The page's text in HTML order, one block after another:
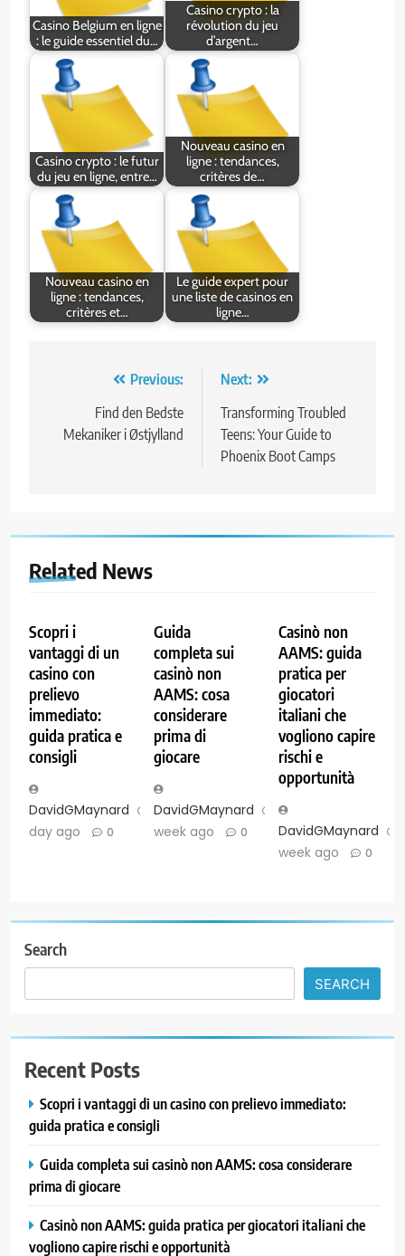
Casino Belgium en ligne
: le guide essentiel du…
Casino crypto : la
révolution du jeu
d’argent…
Casino crypto : le futur
du jeu en ligne, entre…
Nouveau casino en
ligne : tendances,
critères de…
Nouveau casino en
ligne : tendances,
critères et…
Le guide expert pour
une liste de casinos en
ligne…
navigation
Previous:
Find den Bedste
Mekaniker i Østjylland
Next:
Transforming Troubled
Teens: Your Guide to
Phoenix Boot Camps
Related News
Scopri i
vantaggi di un
casino con
prelievo
immediato:
guida pratica e
consigli
DavidGMaynard
1
day ago
0
Guida
completa sui
casinò non
AAMS: cosa
considerare
prima di
giocare
DavidGMaynard
1
week ago
0
Casinò non
AAMS: guida
pratica per
giocatori
italiani che
vogliono capire
rischi e
opportunità
DavidGMaynard
week ago
0
Search
SEARCH
Recent Posts
Scopri i vantaggi di un casino con prelievo immediato:
guida pratica e consigli
Guida completa sui casinò non AAMS: cosa considerare
prima di giocare
Casinò non AAMS: guida pratica per giocatori italiani che
vogliono capire rischi e opportunità